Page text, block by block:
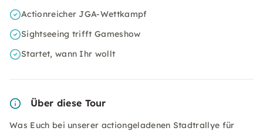
Actionreicher JGA-Wettkampf
Sightseeing trifft Gameshow
Startet, wann Ihr wollt
Über diese Tour
Was Euch bei unserer actiongeladenen Stadtrallye für